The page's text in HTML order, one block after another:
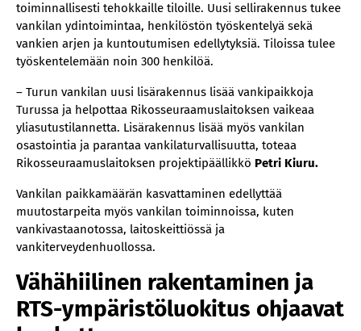
toiminnallisesti tehokkaille tiloille. Uusi sellirakennus tukee
vankilan ydintoimintaa, henkilöstön työskentelyä sekä
vankien arjen ja kuntoutumisen edellytyksiä. Tiloissa tulee
työskentelemään noin 300 henkilöä.
– Turun vankilan uusi lisärakennus lisää vankipaikkoja
Turussa ja helpottaa Rikosseuraamuslaitoksen vaikeaa
yliasutustilannetta. Lisärakennus lisää myös vankilan
osastointia ja parantaa vankilaturvallisuutta, toteaa
Rikosseuraamuslaitoksen projektipäällikkö Petri Kiuru.
Vankilan paikkamäärän kasvattaminen edellyttää
muutostarpeita myös vankilan toiminnoissa, kuten
vankivastaanotossa, laitoskeittiössä ja
vankiterveydenhuollossa.
Vähähiilinen rakentaminen ja
RTS-ympäristöluokitus ohjaavat